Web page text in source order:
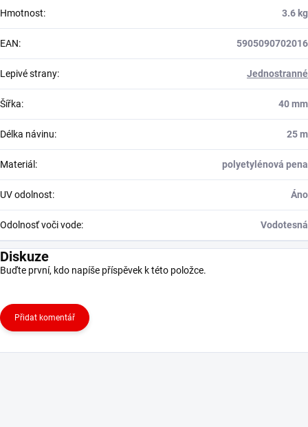
Hmotnost: 3.6 kg
EAN: 5905090702016
Lepivé strany: Jednostranné
Šířka: 40 mm
Délka návinu: 25 m
Materiál : polyetylénová pena
UV odolnost: Áno
Odolnosť voči vode: Vodotesná
Diskuze
Buďte první, kdo napíše příspěvek k této položce.
Přidat komentář